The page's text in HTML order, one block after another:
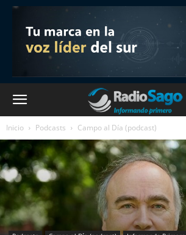
Inicio Podcasts Campo al Día (podcast)